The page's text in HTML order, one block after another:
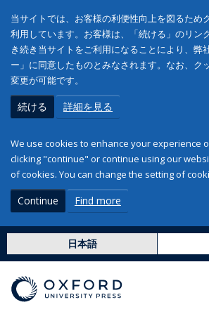
当サイトでは、お客様の利便性向上を図るため
利用しています。お客様は、「続ける」のリン
き続き当サイトをご利用になることにより、弊
ー」に同意したものとみなされます。なお、ク
変更が可能です。
続ける 詳細を見る
We use cookies to enhance your experience
clicking "continue" or continue using our
of cookies. You can change the setting of
Continue Find more
日本語